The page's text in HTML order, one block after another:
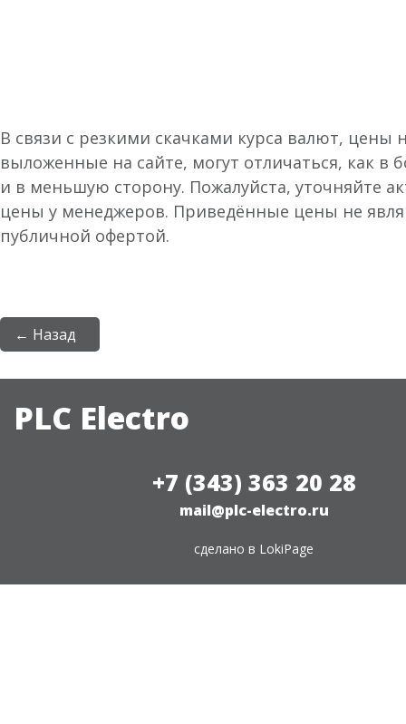
В связи с резкими скачками курса валют, цены
выложенные на сайте, могут отличаться, как в
и в меньшую сторону. Пожалуйста, уточняйте
цены у менеджеров. Приведённые цены не
публичной офертой.
← Назад
PLC Electro
+7 (343) 363 20 28
mail@plc-electro.ru
сделано в LokiPage